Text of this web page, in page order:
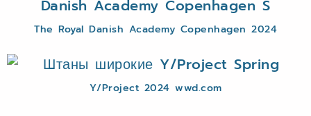
The Royal Danish Academy Copenhagen 2024
Y/Project 2024 wwd.com